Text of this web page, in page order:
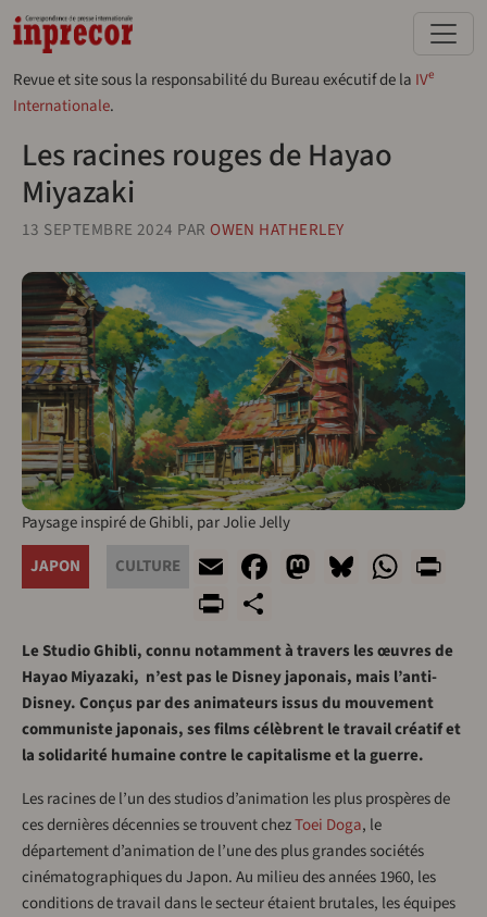
Aller au contenu principal
Revue et site sous la responsabilité du Bureau exécutif de la IVe
Internationale.
Les racines rouges de Hayao
Miyazaki
13 SEPTEMBRE 2024 PAR OWEN HATHERLEY
Paysage inspiré de Ghibli, par Jolie Jelly
JAPON
CULTURE EmailFacebook
Mastodon
Bluesky
PrintFriendly
Le Studio Ghibli, connu notamment à travers les œuvres de
Hayao Miyazaki, n’est pas le Disney japonais, mais l’anti-
Disney. Conçus par des animateurs issus du mouvement
communiste japonais, ses films célèbrent le travail créatif et
la solidarité humaine contre le capitalisme et la guerre.
Les racines de l’un des studios d’animation les plus prospères de
ces dernières décennies se trouvent chezToei Doga, le
département d’animation de l’une des plus grandes sociétés
cinématographiques du Japon. Au milieu des années 1960, les
conditions de travail dans le secteur étaient brutales, les équipes